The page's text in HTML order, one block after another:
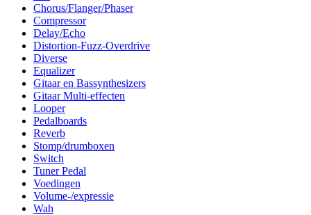
Chorus/Flanger/Phaser
Compressor
Delay/Echo
Distortion-Fuzz-Overdrive
Diverse
Equalizer
Gitaar en Bassynthesizers
Gitaar Multi-effecten
Looper
Pedalboards
Reverb
Stomp/drumboxen
Switch
Tuner Pedal
Voedingen
Volume-/expressie
Wah